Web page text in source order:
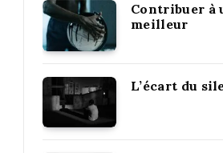
Contribuer à
meilleur
L’écart du